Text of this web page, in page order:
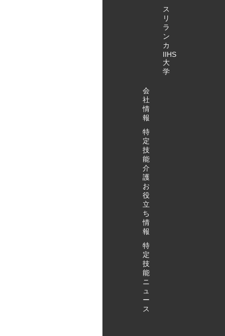
ス
リ
ラ
ン
カ
IIHS
大
学
会
社
情
報
特
定
技
能
介
護
お
役
立
ち
情
報
特
定
技
能
ニ
ュ
ー
ス